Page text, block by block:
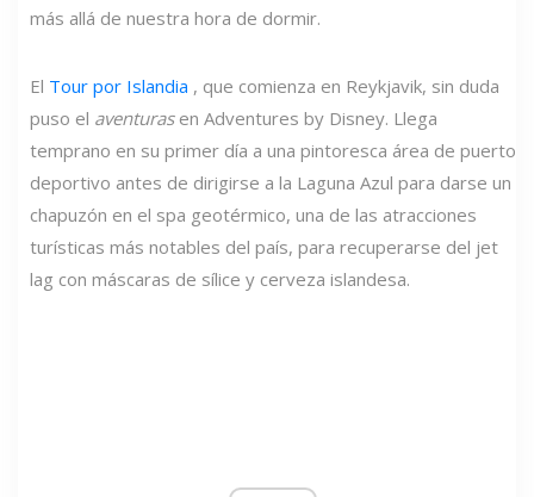
más allá de nuestra hora de dormir.
El Tour por Islandia , que comienza en Reykjavik, sin duda
puso el aventurasen Adventures by Disney. Llega
temprano en su primer día a una pintoresca área de puerto
deportivo antes de dirigirse a la Laguna Azul para darse un
chapuzón en el spa geotérmico, una de las atracciones
turísticas más notables del país, para recuperarse del jet
lag con máscaras de sílice y cerveza islandesa.